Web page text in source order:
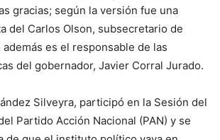
gracias; según la versión fue una
del Carlos Olson, subsecretario de
es el responsable de las
del gobernador, Javier Corral Jurado.
Silveyra, participó en la Sesión del
Partido Acción Nacional (PAN) y se